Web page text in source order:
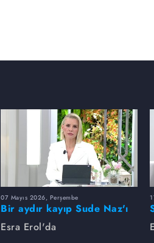
07 Mayıs 2026, Perşembe
Bir aydır kayıp Sude Naz'ı
Esra Erol buldu
Esra Erol'da